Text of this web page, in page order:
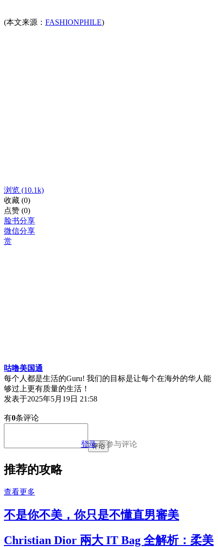
(本文来源： FASHIONPHILE)
浏览 (10.1k)
收藏 (0)
点赞 (0)
脸书分享
微信分享
赏
咕噜美国通
每个人都是生活的Guru! 我们的目标是让每个在海外的华人能
够过上更有质量的生活！
发表于2025年5月19日 21:58
有0条评论
登录后参与评论
评论
推荐的攻略
查看更多
不是你不美，你只是不懂直男審美
Christian Dior 兩大 IT Bag 全解析：柔美